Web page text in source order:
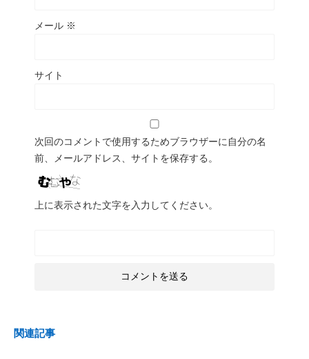
メール ※
サイト
次回のコメントで使用するためブラウザーに自分の名
前、メールアドレス、サイトを保存する。
上に表示された文字を入力してください。
関連記事